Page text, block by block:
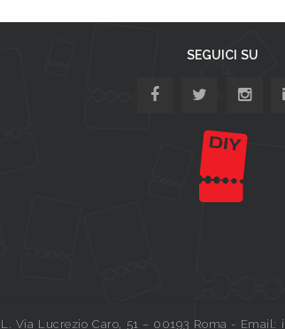
SEGUICI SU
Via Lucrezio Caro, 51 – 00193 Roma -